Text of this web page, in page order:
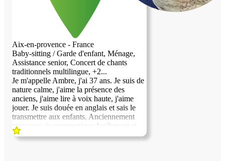
Aix-en-provence - France
Baby-sitting / Garde d'enfant, Ménage,
Assistance senior, Concert de chants
traditionnels multilingue, +2...
Je m'appelle Ambre, j'ai 37 ans. Je suis de
nature calme, j'aime la présence des
anciens, j'aime lire à voix haute, j'aime
jouer. Je suis douée en anglais et sais le
transmettre aux enfants. Anciennement
masseuse, je communique facilement et
apprécie l'échange avec autrui. Je suis non